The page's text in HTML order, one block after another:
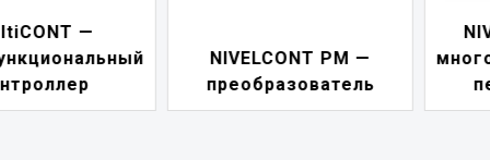
NIVELCONT PM —
преобразователь
NIVELCONT PKK —
переключатель